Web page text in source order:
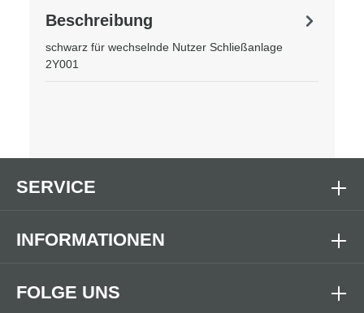
Beschreibung
schwarz für wechselnde Nutzer Schließanlage
2Y001
FOLGE UNS
SERVICE
INFORMATIONEN